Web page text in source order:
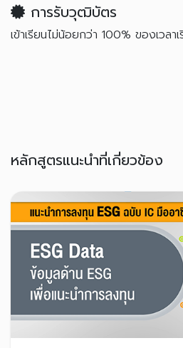
การรับวุฒิบัตร
เข้าเรียนไม่น้อยกว่า 100% ของเวลา
หลักสูตรแนะนำที่เกี่ยวข้อง